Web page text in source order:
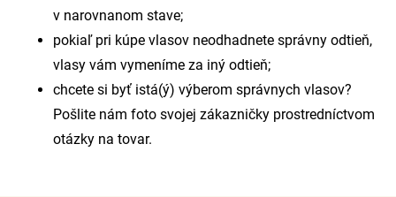
v narovnanom stave;
pokiaľ pri kúpe vlasov neodhadnete správny odtieň,
vlasy vám vymeníme za iný odtieň;
chcete si byť istá(ý) výberom správnych vlasov?
Pošlite nám foto svojej zákazničky prostredníctvom
otázky na tovar.